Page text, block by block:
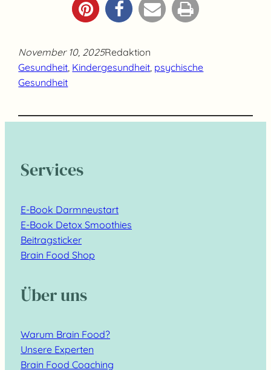
November 10, 2025Redaktion
Gesundheit, Kindergesundheit, psychische
Gesundheit
Services
E-Book Darmneustart
E-Book Detox Smoothies
Beitragsticker
Brain Food Shop
Über uns
Warum Brain Food?
Unsere Experten
Brain Food Coaching